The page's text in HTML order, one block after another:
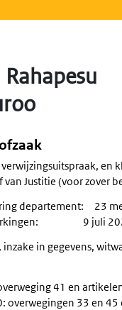
en
van Justitie (voor zover
departement: 23
9 juli
in gegevens,
41 en
overwegingen 33 en 45